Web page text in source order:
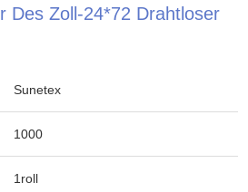
Des Zoll-24*72 Drahtloser
Sunetex
1000
1roll